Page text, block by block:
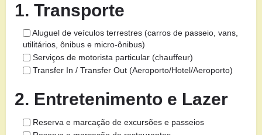
1. Transporte
Aluguel de veículos terrestres (carros de passeio, vans,
utilitários, ônibus e micro-ônibus)
Serviços de motorista particular (chauffeur)
Transfer In / Transfer Out (Aeroporto/Hotel/Aeroporto)
2. Entretenimento e Lazer
Reserva e marcação de excursões e passeios